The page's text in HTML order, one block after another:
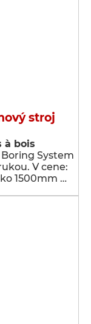
stroj
à bois
System
V cene:
1500mm …